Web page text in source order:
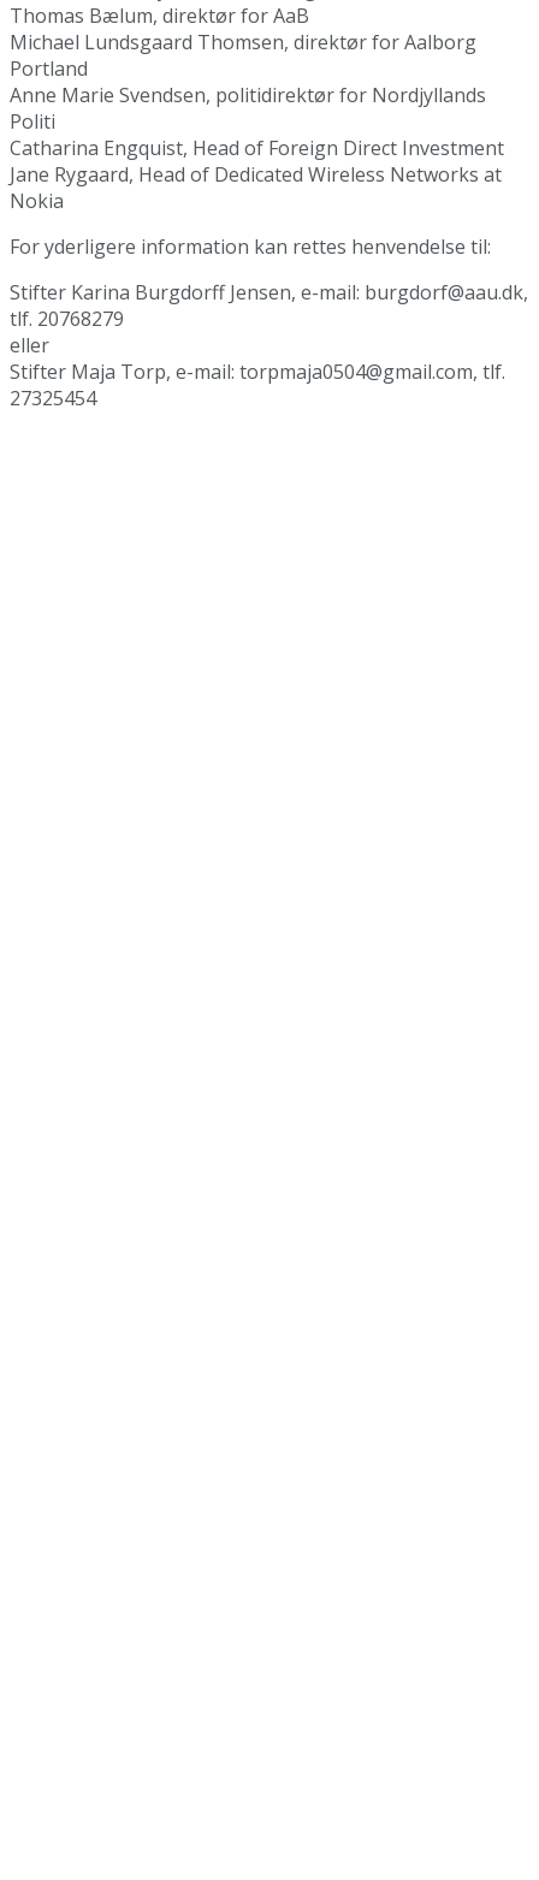
Thomas Bælum, direktør for AaB
Michael Lundsgaard Thomsen, direktør for Aalborg
Portland
Anne Marie Svendsen, politidirektør for Nordjyllands
Politi
Catharina Engquist, Head of Foreign Direct Investment
Jane Rygaard, Head of Dedicated Wireless Networks at
Nokia
For yderligere information kan rettes henvendelse til:
Stifter Karina Burgdorff Jensen, e-mail: burgdorf@aau.dk,
tlf. 20768279
eller
Stifter Maja Torp, e-mail: torpmaja0504@gmail.com, tlf.
27325454